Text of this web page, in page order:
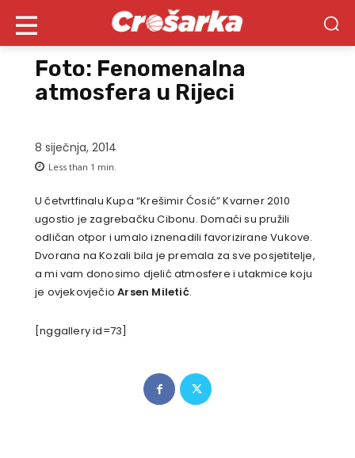
Foto: Fenomenalna
atmosfera u Rijeci
8 siječnja, 2014
Less than 1 min.
U četvrtfinalu Kupa “Krešimir Ćosić” Kvarner 2010
ugostio je zagrebačku Cibonu. Domaći su pružili
odličan otpor i umalo iznenadili favorizirane Vukove.
Dvorana na Kozali bila je premala za sve posjetitelje,
a mi vam donosimo djelić atmosfere i utakmice koju
je ovjekovječioArsen Miletić.
[nggallery id=73]